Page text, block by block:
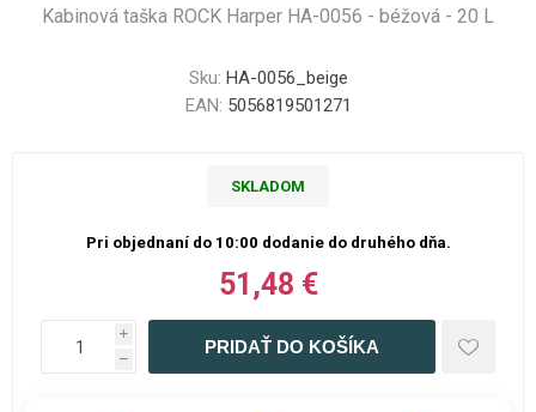
Kabinová taška ROCK Harper HA-0056 - béžová - 20 L
Sku: HA-0056_beige
EAN: 5056819501271
SKLADOM
Pri objednaní do 10:00 dodanie do druhého dňa.
51,48 €
i
h